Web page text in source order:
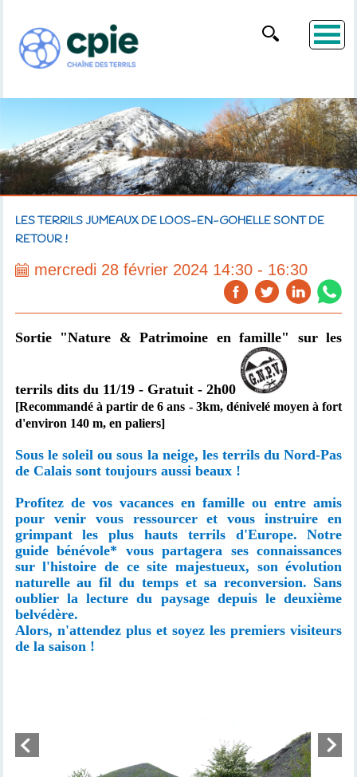
LES TERRILS JUMEAUX DE LOOS-EN-GOHELLE SONT DE
RETOUR !
mercredi 28 février 2024 14:30 - 16:30
Sortie "Nature & Patrimoine en famille" sur les
terrils dits du 11/19 - Gratuit - 2h00
[Recommandé à partir de 6 ans - 3km, dénivelé moyen à fort
d'environ 140 m, en paliers]
Sous le soleil ou sous la neige, les terrils du Nord-Pas
de Calais sont toujours aussi beaux !
Profitez de vos vacances en famille ou entre amis
pour venir vous ressourcer et vous instruire en
grimpant les plus hauts terrils d'Europe. Notre
guide bénévole* vous partagera ses connaissances
sur l'histoire de ce site majestueux, son évolution
naturelle au fil du temps et sa reconversion. Sans
oublier la lecture du paysage depuis le deuxième
belvédère.
Alors, n'attendez plus et soyez les premiers visiteurs
de la saison !